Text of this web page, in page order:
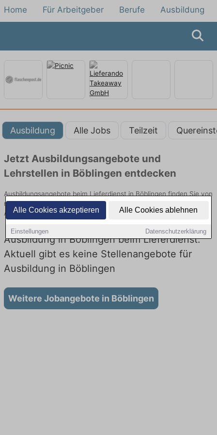
Alle Cookies akzeptieren Alle Cookies ablehnen
Einstellungen Datenschutzerklärung
Home Für Arbeitgeber Berufe Ausbildung
Ausbildung Alle Jobs Teilzeit
Jetzt Ausbildungsangebote und
Lehrstellen in Böblingen entdecken
Ausbildungsangebote beim Lieferdienst in Böblingen finden Sie von
namhaften Firmen. Entdecken Sie freie Optionen von Top-
Arbeitgebern und bewerben Sie sich noch heute.
Ausbildung in Böblingen beim Lieferdienst:
Aktuell gibt es keine Stellenangebote für
Ausbildung in Böblingen
Weitere Jobangebote in Böblingen